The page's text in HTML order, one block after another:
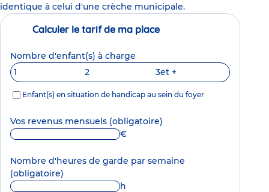
identique à celui d'une crèche municipale.
Calculer le tarif de ma place
Nombre d'enfant(s) à charge
1
2 3et +
Enfant(s) en situation de handicap au sein du foyer
Vos revenus mensuels (obligatoire)
€
Nombre d'heures de garde par semaine
(obligatoire)
h